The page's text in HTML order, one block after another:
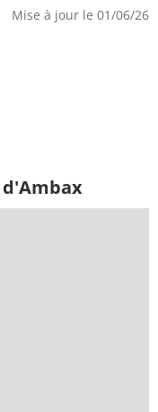
Mise à jour le 01/06/26
d'Ambax